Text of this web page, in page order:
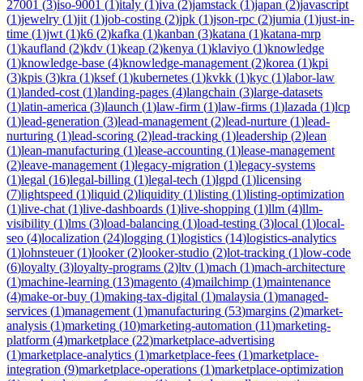
27001 (3)iso-9001 (1)italy (1)iva (2)jamstack (1)japan (2)javascript
(1)jewelry (1)jit (1)job-costing (2)jpk (1)json-rpc (2)jumia (1)just-in-
time (1)jwt (1)k6 (2)kafka (1)kanban (3)katana (1)katana-mrp
(1)kaufland (2)kdv (1)keap (2)kenya (1)klaviyo (1)knowledge
(1)knowledge-base (4)knowledge-management (2)korea (1)kpi
(3)kpis (3)kra (1)ksef(1)kubernetes (1)kvkk (1)kyc (1)labor-law
(1)landed-cost (1)landing-pages (4)langchain (3)large-datasets
(1)latin-america (3)launch (1)law-firm (1)law-firms (1)lazada (1)lcp
(1)lead-generation (3)lead-management (2)lead-nurture (1)lead-
nurturing (1)lead-scoring (2)lead-tracking (1)leadership (2)lean
(1)lean-manufacturing (1)lease-accounting (1)lease-management
(2)leave-management (1)legacy-migration (1)legacy-systems
(1)legal (16)legal-billing (1)legal-tech (1)lgpd (1)licensing
(7)lightspeed (1)liquid (2)liquidity (1)listing (1)listing-optimization
(1)live-chat (1)live-dashboards (1)live-shopping (1)llm (4)llm-
visibility (1)lms (3)load-balancing (1)load-testing (3)local (1)local-
seo (4)localization (24)logging (1)logistics (14)logistics-analytics
(1)lohnsteuer(1)looker(2)looker-studio (2)lot-tracking (1)low-code
(6)loyalty (3)loyalty-programs (2)ltv (1)mach (1)mach-architecture
(1)machine-learning (13)magento (4)mailchimp (1)maintenance
(4)make-or-buy (1)making-tax-digital (1)malaysia (1)managed-
services (1)management (1)manufacturing (53)margins (2)market-
analysis (1)marketing (10)marketing-automation (11)marketing-
platform (4)marketplace (22)marketplace-advertising
(1)marketplace-analytics (1)marketplace-fees (1)marketplace-
integration (9)marketplace-operations (1)marketplace-optimization